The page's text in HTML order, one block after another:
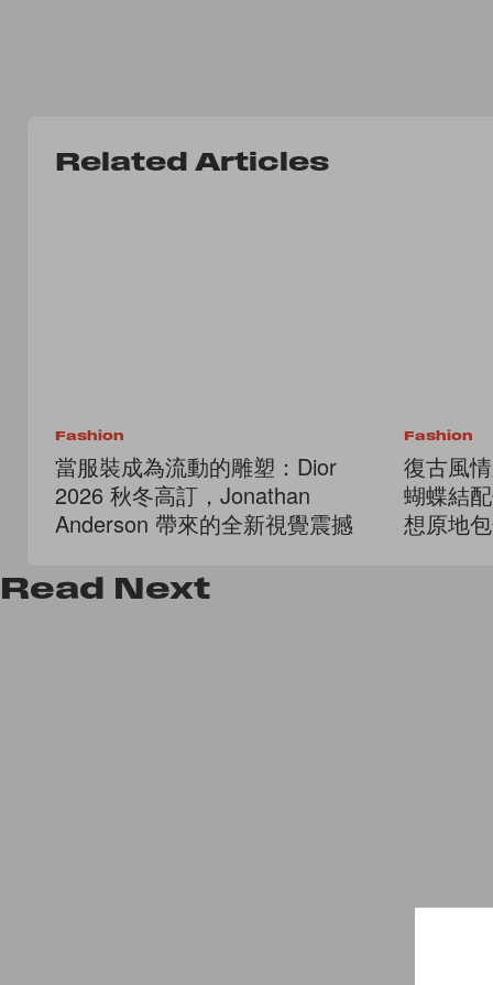
Related Articles
Fashion
當服裝成為流動的雕塑：Dior
2026 秋冬高訂，Jonathan
Anderson 帶來的全新視覺震撼
Fashion
復古風
蝴蝶結
想原地
Read Next